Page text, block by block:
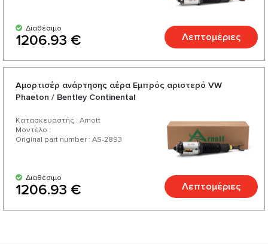
Διαθέσιμο
1206.93 € Λεπτομέριες
Αμορτισέρ ανάρτησης αέρα Εμπρός αριστερό VW
Phaeton / Bentley Continental
Κατασκευαστής : Arnott
Μοντέλο :
Original part number : AS-2893
Διαθέσιμο
1206.93 € Λεπτομέριες